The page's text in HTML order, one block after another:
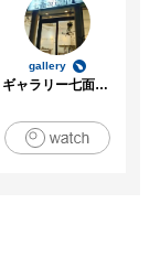
gallery
ギャラリー七面坂途中